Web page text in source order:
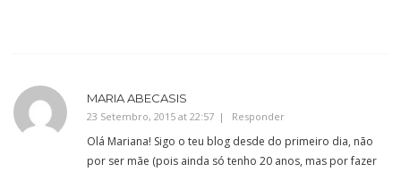
MARIA ABECASIS
23 Setembro, 2015 at 22:57 Responder
Olá Mariana! Sigo o teu blog desde do primeiro dia, não
por ser mãe (pois ainda só tenho 20 anos, mas por fazer